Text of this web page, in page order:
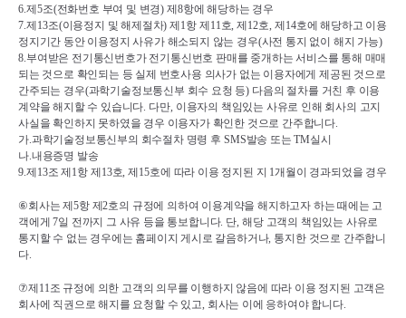
6.제 5조(전화번호 부여 및 변경) 제8항에 해당하는 경우
7.제 13조(이용정지 및 해제절차) 제 1항 제 11호, 제 12호, 제 14호에 해당하고 이용
정지기간 동안 이용정지 사유가 해소되지 않는 경우(사전 통지 없이 해지 가능)
8.부여받은 전기통신번호가 전기통신번호 판매를 중개하는 서비스를 통해 매매
되는 것으로 확인되는 등 실제 번호사용 의사가 없는 이용자에게 제공된 것으로
간주되는 경우(과학기술정보통신부 회수 요청 등) 다음의 절차를 거친 후 이용
계약을 해지할 수 있습니다. 다만, 이용자의 책임있는 사유로 인해 회사의 고지
사실을 확인하지 못하였을 경우 이용자가 확인한 것으로 간주합니다.
가.과학기술정보통신부의 회수절차 명령 후 SMS발송 또는 TM실시
나.내용증명 발송
9.제 13조 제 1항 제 13호, 제 15호에 따라 이용 정지된 지 1개월이 경과되었을 경우
⑥회사는 제 5항 제2호의 규정에 의하여 이용계약을 해지하고자 하는 때에는 고
객에게 7일 전까지 그 사유 등을 통보합니다. 단, 해당 고객의 책임있는 사유로
통지할 수 없는 경우에는 홈페이지 게시로 갈음하거나, 통지한 것으로 간주합니
다.
⑦제 11조 규정에 의한 고객의 의무를 이행하지 않음에 따라 이용 정지된 고객은
회사에 직권으로 해지를 요청할 수 있고, 회사는 이에 응하여야 합니다.